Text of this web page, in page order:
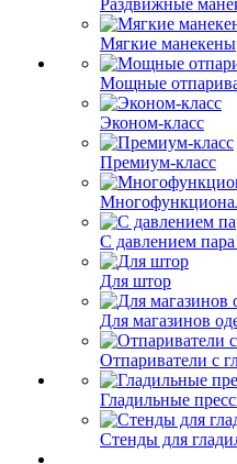
Раздвижные
Мягкие манекены
Мощные
Эконом-класс
Премиум-класс
С давлением пара
Для штор
Для магазинов
Отпариватели с
Гладильные
Стенды для